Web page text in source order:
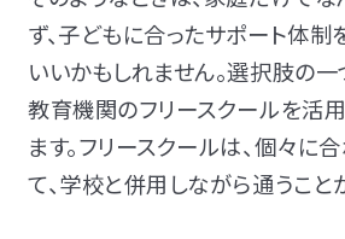
発達障害とは Q&A
個人情報保護方針 サイ
ず、子どもに合ったサポート体制
いいかもしれません。選択肢の一
教育機関のフリースクールを活
ます。フリースクールは、個々に
て、学校と併用しながら通うこと